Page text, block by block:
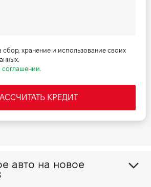
сбор, хранение и использование своих
соглашении.
КРЕДИТ
авто на новое